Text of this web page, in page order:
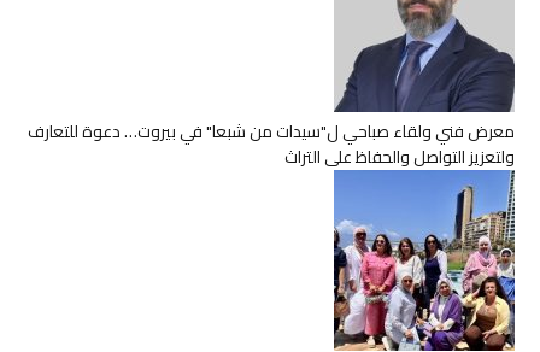
معرض فني ولقاء صباحي ل"سيدات من شبعا" في بيروت… دعوة للتعارف
ولتعزيز التواصل والحفاظ على التراث